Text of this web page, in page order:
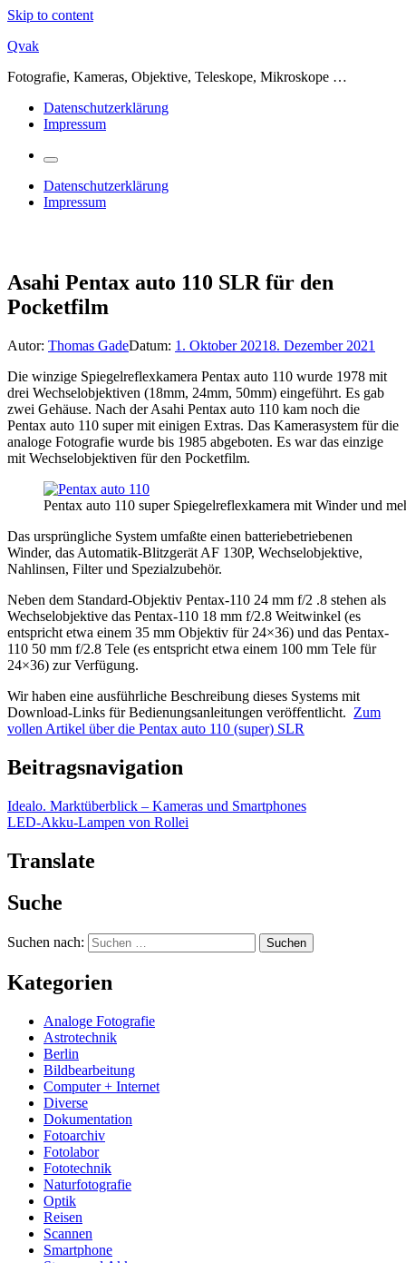
Skip to content
Qvak
Fotografie, Kameras, Objektive, Teleskope, Mikroskope …
Datenschutzerklärung
Impressum
Datenschutzerklärung
Impressum
Asahi Pentax auto 110 SLR für den
Pocketfilm
Autor: Thomas GadeDatum: 1. Oktober 20218. Dezember 2021
Die winzige Spiegelreflexkamera Pentax auto 110 wurde 1978 mit
drei Wechselobjektiven (18mm, 24mm, 50mm) eingeführt. Es gab
zwei Gehäuse. Nach der Asahi Pentax auto 110 kam noch die
Pentax auto 110 super mit einigen Extras. Das Kamerasystem für die
analoge Fotografie wurde bis 1985 abgeboten. Es war das einzige
mit Wechselobjektiven für den Pocketfilm.
Pentax auto 110 super Spiegelreflexkamera mit Winder und
Das ursprüngliche System umfaßte einen batteriebetriebenen
Winder, das Automatik-Blitzgerät AF 130P, Wechselobjektive,
Nahlinsen, Filter und Spezialzubehör.
Neben dem Standard-Objektiv Pentax-110 24 mm f/2 .8 stehen als
Wechselobjektive das Pentax-110 18 mm f/2.8 Weitwinkel (es
entspricht etwa einem 35 mm Objektiv für 24×36) und das Pentax-
110 50 mm f/2.8 Tele (es entspricht etwa einem 100 mm Tele für
24×36) zur Verfügung.
Wir haben eine ausführliche Beschreibung dieses Systems mit
Download-Links für Bedienungsanleitungen veröffentlicht. Zum
vollen Artikel über die Pentax auto 110 (super) SLR
Beitragsnavigation
Idealo. Marktüberblick – Kameras und Smartphones
LED-Akku-Lampen von Rollei
Translate
Suche
Suchen nach:
Kategorien
Analoge Fotografie
Astrotechnik
Berlin
Bildbearbeitung
Computer + Internet
Diverse
Dokumentation
Fotoarchiv
Fotolabor
Fototechnik
Naturfotografie
Optik
Reisen
Scannen
Smartphone